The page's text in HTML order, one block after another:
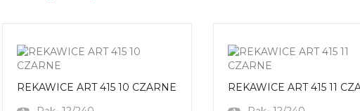
REKAWICE ART 415 10 CZARNE
REKAWICE ART 415 11